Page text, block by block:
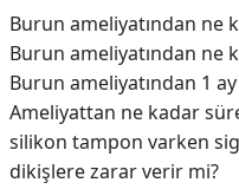
Burun ameliyatından ne
Burun ameliyatından ne
Burun ameliyatından 1
Ameliyattan ne kadar
silikon tampon varken
dikişlere zarar verir mi?